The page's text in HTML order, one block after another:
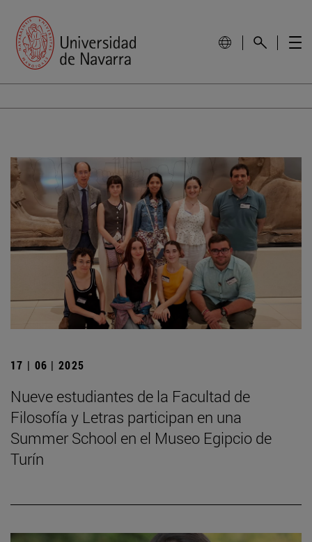
17 | 06 | 2025
Nueve estudiantes de la Facultad de
Filosofía y Letras participan en una
Summer School en el Museo Egipcio de
Turín